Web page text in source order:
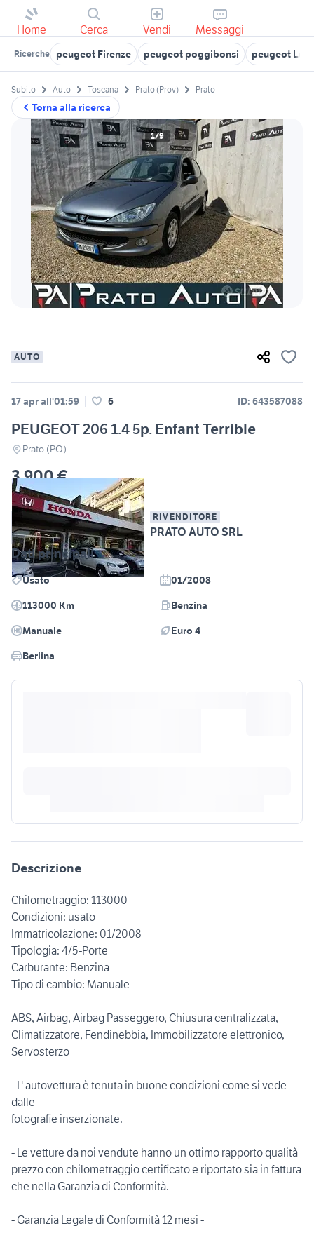
Home Cerca Vendi Messaggi
Ricerche peugeot Firenze peugeot poggibonsi peugeot
Torna alla ricerca
Subito Auto Toscana Prato (Prov) Prato
1/9
AUTO
17 apr all'01:59 6 ID: 643587088
PEUGEOT 206 1.4 5p. Enfant Terrible
Prato (PO)
3.900 €
RIVENDITORE
PRATO AUTO SRL
Dati principali
Usato
01/2008
113000 Km
Benzina
Manuale
Euro 4
Berlina
Descrizione
Chilometraggio: 113000
Condizioni: usato
Immatricolazione: 01/2008
Tipologia: 4/5-Porte
Carburante: Benzina
Tipo di cambio: Manuale
ABS, Airbag, Airbag Passeggero, Chiusura centralizzata,
Climatizzatore, Fendinebbia, Immobilizzatore elettronico,
Servosterzo
- L' autovettura è tenuta in buone condizioni come si vede
dalle
fotografie inserzionate.
- Le vetture da noi vendute hanno un ottimo rapporto qualità
prezzo con chilometraggio certificato e riportato sia in fattura
che nella Garanzia di Conformità.
- Garanzia Legale di Conformità 12 mesi -